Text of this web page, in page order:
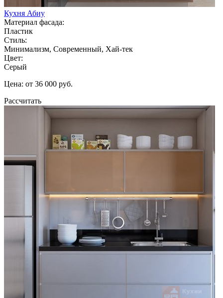
Кухня Абиу
Материал фасада:
Пластик
Стиль:
Минимализм, Современный, Хай-тек
Цвет:
Серый
Цена: от 36 000 руб.
Рассчитать